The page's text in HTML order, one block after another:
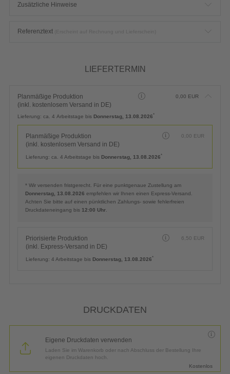
Zusätzliche Hinweise
Referenztext
LIEFERTERMIN
Planmäßige Produktion
(inkl. kostenlosem Versand in DE)
0,00 EUR
Lieferung: ca. 4 Arbeitstage bis Donnerstag, 13.08.2026*
Planmäßige Produktion
(inkl. kostenlosem Versand in DE)
0,00 EUR
Lieferung: ca. 4 Arbeitstage bis Donnerstag, 13.08.2026*
* Wir versenden fristgerecht. Für eine punktgenaue Zustellung am
Donnerstag, 13.08.2026 empfehlen wir Ihnen einen Express-Versand.
Achten Sie bitte auf einen pünktlichen Zahlungs- sowie fehlerfreien
Druckdateneingang bis 12:00 Uhr
Priorisierte Produktion
(inkl. Express-Versand in DE)
6,50 EUR
Lieferung: 4 Arbeitstage bis Donnerstag, 13.08.2026*
DRUCKDATEN
Eigene Druckdaten verwenden
Laden Sie im Warenkorb oder nach Abschluss der Bestellung Ihre
eigenen Druckdaten hoch.
Kostenlos